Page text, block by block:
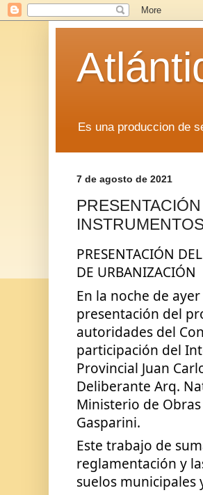
Es una produccion de
7 de agosto de 2021
PRESENTACIÓN
DE URBANIZACIÓN
En la noche de
presentación del
autoridades del
participación del
Provincial Juan
Deliberante Arq.
Ministerio de
Gasparini.
Este trabajo de
reglamentación y
suelos municipales